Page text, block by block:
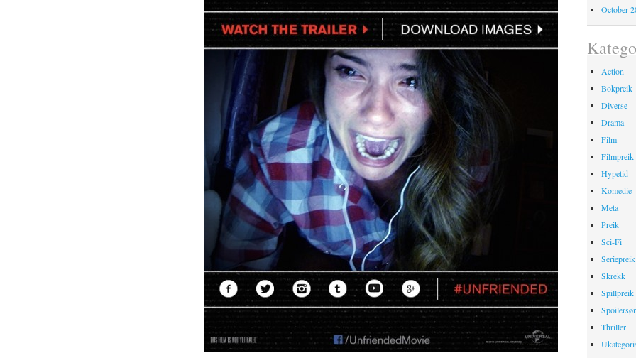
October
Action
Bokpreik
Diverse
Drama
Film
Filmpreik
Hypetid
Komedie
Meta
Preik
Sci-Fi
Seriepreik
Skrekk
Spillpreik
Thriller